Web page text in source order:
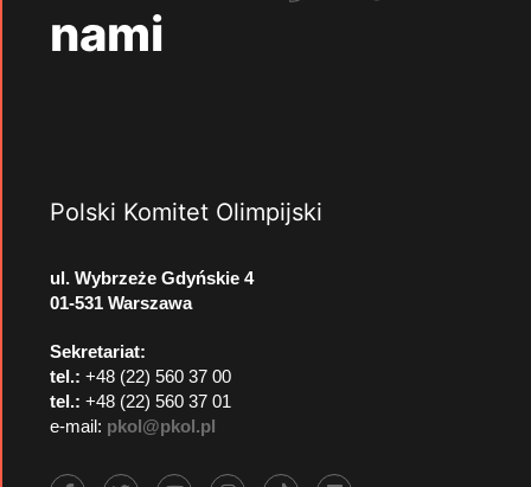
nami
Polski Komitet Olimpijski
ul. Wybrzeże Gdyńskie 4
01-531 Warszawa
Sekretariat:
tel.: +48 (22) 560 37 00
tel.: +48 (22) 560 37 01
e-mail: pkol@pkol.pl